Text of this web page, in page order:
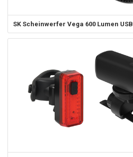
SK Scheinwerfer Vega 600 Lumen USB